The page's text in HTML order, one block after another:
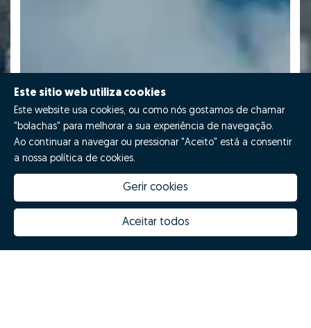
Este sitio web utiliza cookies
Este website usa cookies, ou como nós gostamos de chamar
"bolachas" para melhorar a sua experiência de navegação.
Ao continuar a navegar ou pressionar "Aceito" está a consentir
a nossa política de cookies.
Gerir cookies
Aceitar todos